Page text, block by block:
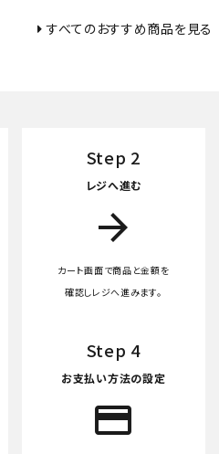
すべてのおすすめ商品を見る
Step 2
レジへ進む
arrow_forward
カート画面で商品と金額を
確認しレジへ進みます。
Step 4
お支払い方法の設定
credit_card